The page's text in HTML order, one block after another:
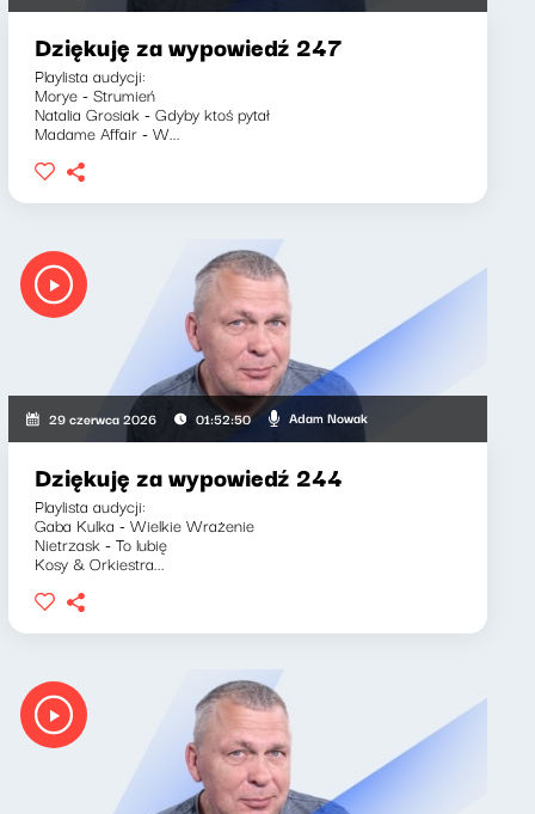
Dziękuję za wypowiedź 247
Playlista audycji:
Morye - Strumień
Natalia Grosiak - Gdyby ktoś pytał
Madame Affair - W...
29 czerwca 2026 01:52:50 Adam Nowak
Dziękuję za wypowiedź 244
Playlista audycji:
Gaba Kulka - Wielkie Wrażenie
Nietrzask - To lubię
Kosy & Orkiestra...